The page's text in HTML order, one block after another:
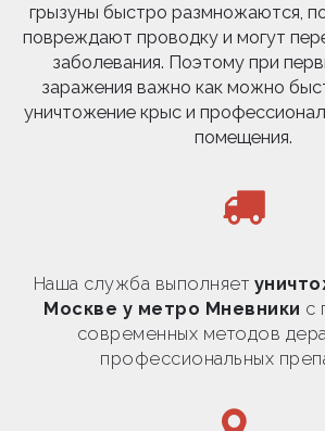
грызуны быстро размножаются,
повреждают проводку и могут
заболевания. Поэтому при
заражения важно как можно
уничтожение крыс и
помещения.
Наша служба выполняет
Москве у метро Мневники с
современных методов
профессиональных